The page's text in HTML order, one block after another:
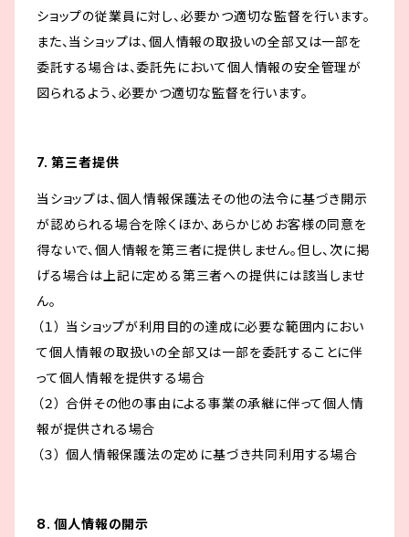
ショップの従業員に対し、必要かつ適切な監督を行います。
また、当ショップは、個人情報の取扱いの全部又は一部を
委託する場合は、委託先において個人情報の安全管理が
図られるよう、必要かつ適切な監督を行います。
7. 第三者提供
当ショップは、個人情報保護法その他の法令に基づき開示
が認められる場合を除くほか、あらかじめお客様の同意を
得ないで、個人情報を第三者に提供しません。但し、次に掲
げる場合は上記に定める第三者への提供には該当しませ
ん。
（１） 当ショップが利用目的の達成に必要な範囲内におい
て個人情報の取扱いの全部又は一部を委託することに伴
って個人情報を提供する場合
（２） 合併その他の事由による事業の承継に伴って個人情
報が提供される場合
（３） 個人情報保護法の定めに基づき共同利用する場合
8. 個人情報の開示